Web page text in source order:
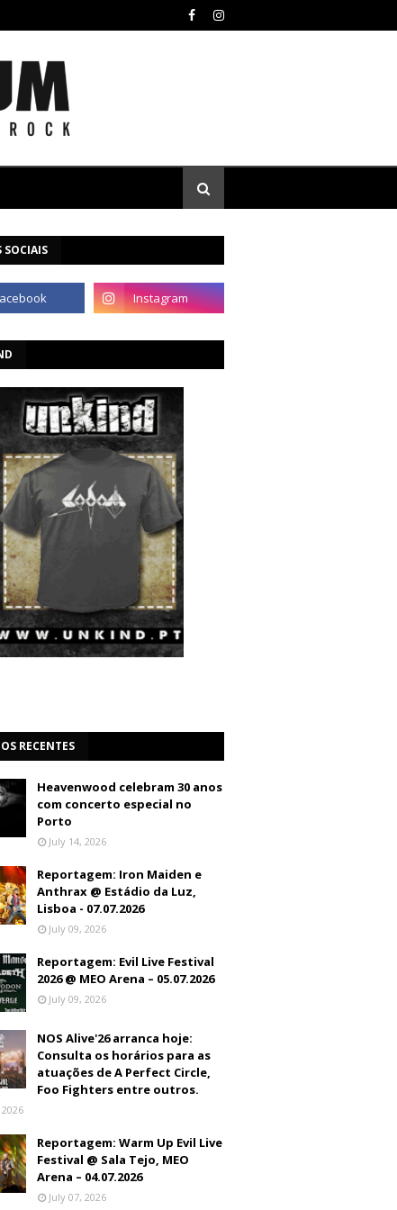
SOCIAIS
RECENTES
Heavenwood celebram 30 anos
com concerto especial no
Porto
July 14, 2026
Reportagem: Iron Maiden e
Anthrax @ Estádio da Luz,
Lisboa - 07.07.2026
July 09, 2026
Reportagem: Evil Live Festival
2026 @ MEO Arena – 05.07.2026
July 09, 2026
NOS Alive'26 arranca hoje:
Consulta os horários para as
atuações de A Perfect Circle,
Foo Fighters entre outros.
Reportagem: Warm Up Evil Live
Festival @ Sala Tejo, MEO
Arena – 04.07.2026
July 07, 2026